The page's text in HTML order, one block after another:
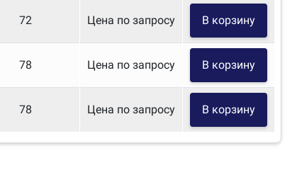
72 Цена по запросу В корзину
78 Цена по запросу В корзину
78 Цена по запросу В корзину